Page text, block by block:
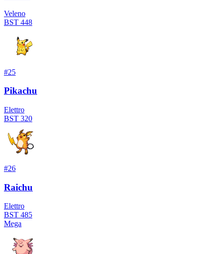
Veleno
BST 448
#25
Pikachu
Elettro
BST 320
#26
Raichu
Elettro
BST 485
Mega